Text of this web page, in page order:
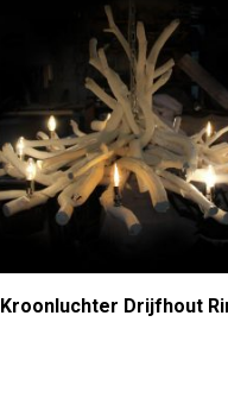
Kroonluchter Drijfhout